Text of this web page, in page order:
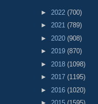
► 2022 (700)
► 2021 (789)
► 2020 (908)
► 2019 (870)
► 2018 (1098)
► 2017 (1195)
► 2016 (1020)